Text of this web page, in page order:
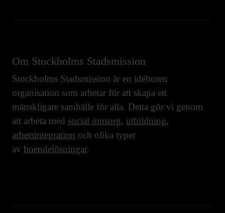
Om Stockholms Stadsmission
Stockholms Stadsmission är en idéburen
organisation som arbetar för att skapa ett
mänskligare samhälle för alla. Detta gör vi genom
att arbeta med social omsorg, utbildning,
arbetsintegration och olika typer
av boendelösningar.